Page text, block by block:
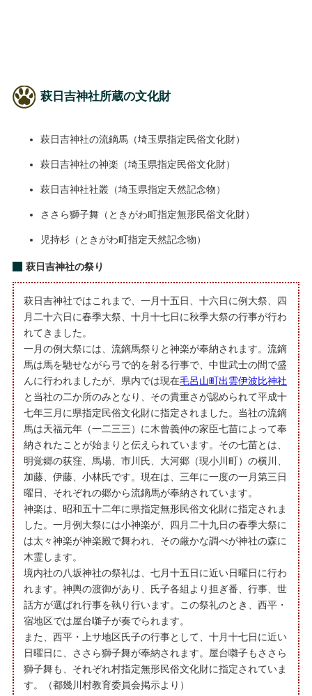
萩日吉神社所蔵の文化財
萩日吉神社の流鏑馬（埼玉県指定民俗文化財）
萩日吉神社の神楽（埼玉県指定民俗文化財）
萩日吉神社社叢（埼玉県指定天然記念物）
ささら獅子舞（ときがわ町指定無形民俗文化財）
児持杉（ときがわ町指定天然記念物）
萩日吉神社の祭り
萩日吉神社ではこれまで、一月十五日、十六日に例大祭、四
月二十六日に春季大祭、十月十七日に秋季大祭の行事が行わ
れてきました。
一月の例大祭には、流鏑馬祭りと神楽が奉納されます。流鏑
馬は馬を馳せながら弓で的を射る行事で、中世武士の間で盛
んに行われましたが、県内では現在毛呂山町出雲伊波比神社
と当社の二か所のみとなり、その貴重さが認められて平成十
七年三月に県指定民俗文化財に指定されました。当社の流鏑
馬は天福元年（一二三三）に木曾義仲の家臣七苗によって奉
納されたことが始まりと伝えられています。その七苗とは、
明覚郷の荻窪、馬場、市川氏、大河郷（現小川町）の横川、
加藤、伊藤、小林氏です。現在は、三年に一度の一月第三日
曜日、それぞれの郷から流鏑馬が奉納されています。
神楽は、昭和五十二年に県指定無形民俗文化財に指定されま
した。一月例大祭には小神楽が、四月二十九日の春季大祭に
は太々神楽が神楽殿で舞われ、その厳かな調べが神社の森に
木霊します。
境内社の八坂神社の祭礼は、七月十五日に近い日曜日に行わ
れます。神輿の渡御があり、氏子各組より担ぎ番、行事、世
話方が選ばれ行事を執り行います。この祭礼のとき、西平・
宿地区では屋台囃子が奏でられます。
また、西平・上サ地区氏子の行事として、十月十七日に近い
日曜日に、ささら獅子舞が奉納されます。屋台囃子もささら
獅子舞も、それぞれ村指定無形民俗文化財に指定されていま
す。（都幾川村教育委員会掲示より）